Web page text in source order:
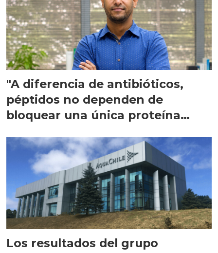
"A diferencia de antibióticos,
péptidos no dependen de
bloquear una única proteína
Los resultados del grupo